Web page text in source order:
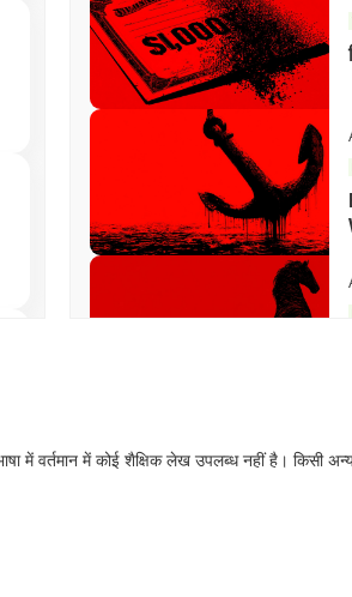
में वर्तमान में कोई शैक्षिक लेख उपलब्ध नहीं है। किसी